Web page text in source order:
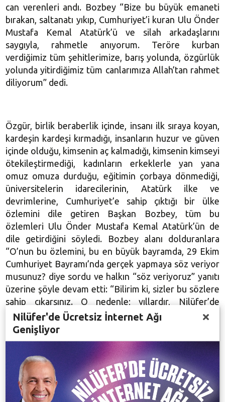
can verenleri andı. Bozbey “Bize bu büyük emaneti
bırakan, saltanatı yıkıp, Cumhuriyet’i kuran Ulu Önder
Mustafa Kemal Atatürk’ü ve silah arkadaşlarını
saygıyla, rahmetle anıyorum. Teröre kurban
verdiğimiz tüm şehitlerimize, barış yolunda, özgürlük
yolunda yitirdiğimiz tüm canlarımıza Allah’tan rahmet
diliyorum” dedi.
Özgür, birlik beraberlik içinde, insanı ilk sıraya koyan,
kardeşin kardeşi kırmadığı, insanların huzur ve güven
içinde olduğu, kimsenin aç kalmadığı, kimsenin kimseyi
ötekileştirmediği, kadınların erkeklerle yan yana
omuz omuza durduğu, eğitimin çorbaya dönmediği,
üniversitelerin idarecilerinin, Atatürk ilke ve
devrimlerine, Cumhuriyet’e sahip çıktığı bir ülke
özlemini dile getiren Başkan Bozbey, tüm bu
özlemleri Ulu Önder Mustafa Kemal Atatürk’ün de
dile getirdiğini söyledi. Bozbey alanı dolduranlara
“O’nun bu özlemini, bu en büyük bayramda, 29 Ekim
Cumhuriyet Bayramı’nda gerçek yapmaya söz veriyor
musunuz? diye sordu ve halkın “söz veriyoruz” yanıtı
üzerine şöyle devam etti: “Bilirim ki, sizler bu sözlere
sahip çıkarsınız. O nedenle; yıllardır, Nilüfer’de
Cumhuriyet işte böyle coşkuyla, işte böyle bir başka
kutlanır. En büyük bayramımız olan Cumhuriyet
Bayramı’nı salonlarda değil, halkın ulaşamadığı
yerlerde değil, sokaklarda, alanlarda kutlamaya
devam edeceğiz. Cumhuriyet’in ilelebet yaşaması
adına, Cumhuriyetimize sonsuza kadar sahip çıkacağız.
Tüm provokasyonlara rağmen, Cumhuriyet
Nilüfer'de Ücretsiz İnternet Ağı
Genişliyor